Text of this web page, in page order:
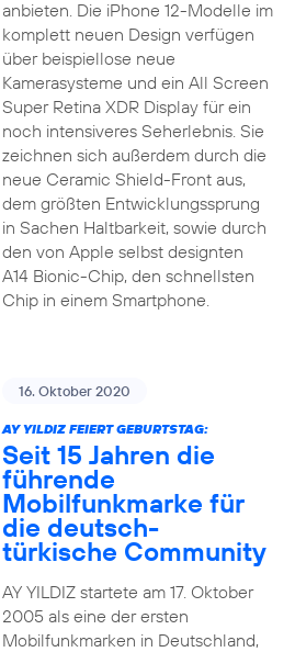
anbieten. Die iPhone 12-Modelle im
komplett neuen Design verfügen
über beispiellose neue
Kamerasysteme und ein All Screen
Super Retina XDR Display für ein
noch intensiveres Seherlebnis. Sie
zeichnen sich außerdem durch die
neue Ceramic Shield-Front aus,
dem größten Entwicklungssprung
in Sachen Haltbarkeit, sowie durch
den von Apple selbst designten
A14 Bionic-Chip, den schnellsten
Chip in einem Smartphone.
16. Oktober 2020
AY YILDIZ FEIERT GEBURTSTAG:
Seit 15 Jahren die
führende
Mobilfunkmarke für
die deutsch-
türkische Community
AY YILDIZ startete am 17. Oktober
2005 als eine der ersten
Mobilfunkmarken in Deutschland,